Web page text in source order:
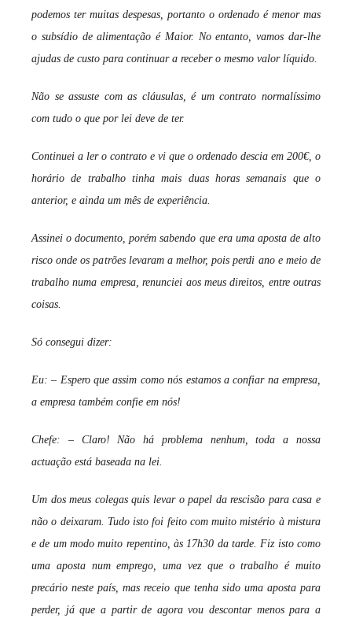
podemos ter muitas despesas, portanto o ordenado é menor mas
o subsídio de alimentação é Maior. No entanto, vamos dar-lhe
ajudas de custo para continuar a receber o mesmo valor líquido.
Não se assuste com as cláusulas, é um contrato normalíssimo
com tudo o que por lei deve de ter.
Continuei a ler o contrato e vi que o ordenado descia em 200€, o
horário de trabalho tinha mais duas horas semanais que o
anterior, e ainda um mês de experiência.
Assinei o documento, porém sabendo que era uma aposta de alto
risco onde os patrões levaram a melhor, pois perdi ano e meio de
trabalho numa empresa, renunciei aos meus direitos, entre outras
coisas.
Só consegui dizer:
Eu: – Espero que assim como nós estamos a confiar na empresa,
a empresa também confie em nós!
Chefe: – Claro! Não há problema nenhum, toda a nossa
actuação está baseada na lei.
Um dos meus colegas quis levar o papel da rescisão para casa e
não o deixaram. Tudo isto foi feito com muito mistério à mistura
e de um modo muito repentino, às 17h30 da tarde. Fiz isto como
uma aposta num emprego, uma vez que o trabalho é muito
precário neste país, mas receio que tenha sido uma aposta para
perder, já que a partir de agora vou descontar menos para a